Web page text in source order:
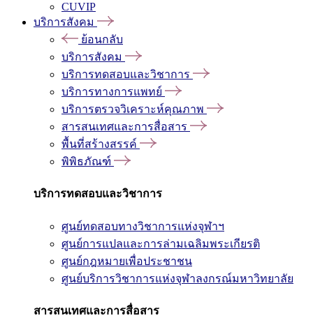
CUVIP
บริการสังคม
ย้อนกลับ
บริการสังคม
บริการทดสอบและวิชาการ
บริการทางการแพทย์
บริการตรวจวิเคราะห์คุณภาพ
สารสนเทศและการสื่อสาร
พื้นที่สร้างสรรค์
พิพิธภัณฑ์
บริการทดสอบและวิชาการ
ศูนย์ทดสอบทางวิชาการแห่งจุฬาฯ
ศูนย์การแปลและการล่ามเฉลิมพระเกียรติ
ศูนย์กฎหมายเพื่อประชาชน
ศูนย์บริการวิชาการแห่งจุฬาลงกรณ์มหาวิทยาลัย
สารสนเทศและการสื่อสาร